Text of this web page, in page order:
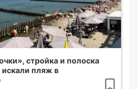
стройка и полоска
пляж в